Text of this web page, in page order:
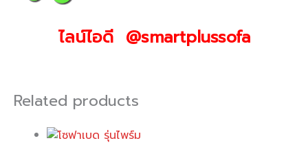
ไลน์ไอดี @smartplussofa
Related products